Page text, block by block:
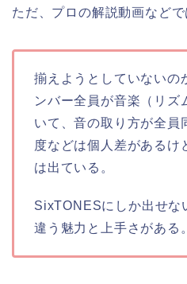
ただ、プロの解説動画などで
揃えようとしていないの
ンバー全員が音楽（リズ
いて、音の取り方が全員
度などは個人差があるけ
は出ている。
SixTONESにしか出せな
違う魅力と上手さがある。